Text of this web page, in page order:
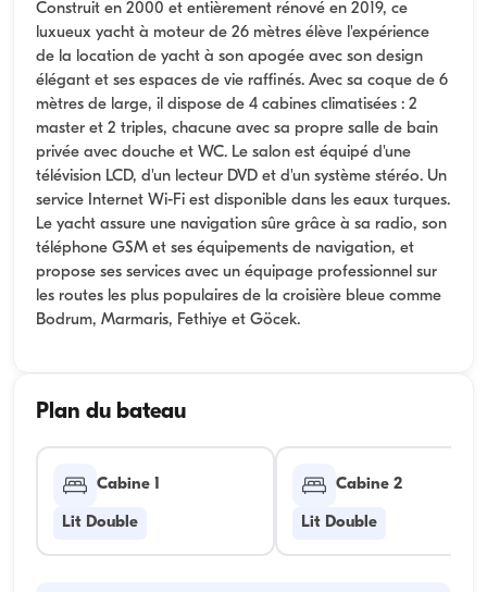
Construit en 2000 et entièrement rénové en 2019, ce
luxueux yacht à moteur de 26 mètres élève l'expérience
de la location de yacht à son apogée avec son design
élégant et ses espaces de vie raffinés. Avec sa coque de 6
mètres de large, il dispose de 4 cabines climatisées : 2
master et 2 triples, chacune avec sa propre salle de bain
privée avec douche et WC. Le salon est équipé d'une
télévision LCD, d'un lecteur DVD et d'un système stéréo. Un
service Internet Wi-Fi est disponible dans les eaux turques.
Le yacht assure une navigation sûre grâce à sa radio, son
téléphone GSM et ses équipements de navigation, et
propose ses services avec un équipage professionnel sur
les routes les plus populaires de la croisière bleue comme
Bodrum, Marmaris, Fethiye et Göcek.
Plan du bateau
Cabine 1
Lit Double
Cabine 2
Lit Double